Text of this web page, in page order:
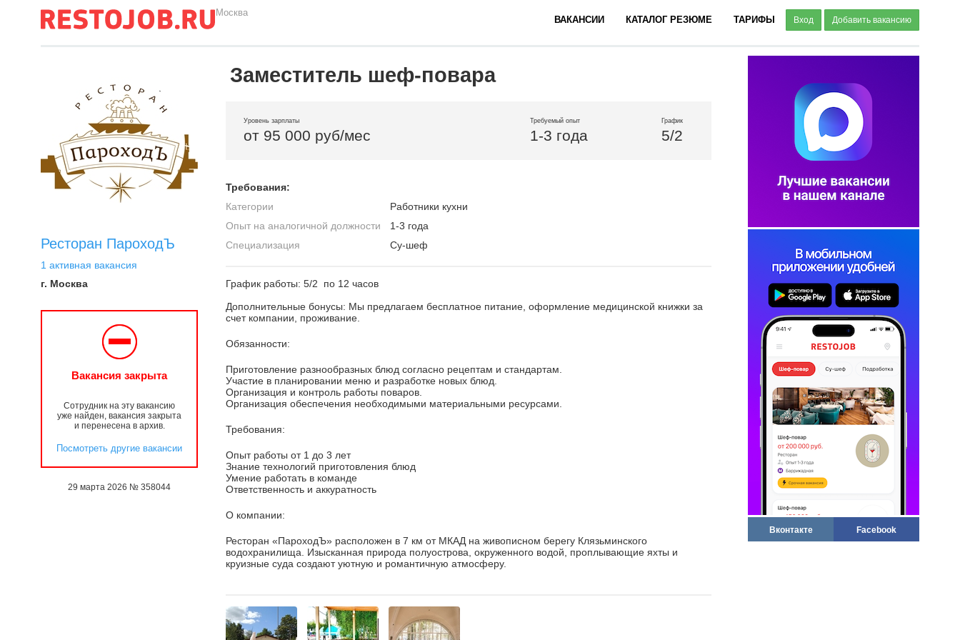
Москва
ВАКАНСИИ КАТАЛОГ РЕЗЮМЕ ТАРИФЫ Вход Добавить вакансию
Вконтакте Facebook
Ресторан ПароходЪ
1 активная вакансия
г. Москва
Вакансия закрыта
Сотрудник на эту вакансию
уже найден, вакансия закрыта
и перенесена в архив.
Посмотреть другие вакансии
29 марта 2026 № 358044
Заместитель шеф-повара
Уровень зарплаты
от 95 000 руб/мес
Требуемый опыт
1-3 года
График
5/2
Требования:
Категории
Работники кухни
Опыт на аналогичной должности
1-3 года
Специализация
Су-шеф
График работы: 5/2 по 12 часов
Дополнительные бонусы: Мы предлагаем бесплатное питание, оформление медицинской книжки за
счет компании, проживание.
Обязанности:
Приготовление разнообразных блюд согласно рецептам и стандартам.
Участие в планировании меню и разработке новых блюд.
Организация и контроль работы поваров.
Организация обеспечения необходимыми материальными ресурсами.
Требования:
Опыт работы от 1 до 3 лет
Знание технологий приготовления блюд
Умение работать в команде
Ответственность и аккуратность
О компании:
Ресторан «ПароходЪ» расположен в 7 км от МКАД на живописном берегу Клязьминского
водохранилища. Изысканная природа полуострова, окруженного водой, проплывающие яхты и
круизные суда создают уютную и романтичную атмосферу.